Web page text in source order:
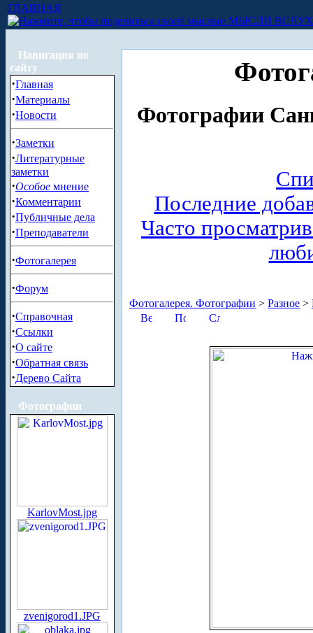
ГЛАВНАЯ
МЫСЛИ ВСЛУХ
Навигация по
сайту
·Главная
·Материалы
·Новости
·Заметки
·Литературные
заметки
·Особое мнение
·Комментарии
·Публичные дела
·Преподаватели
·Фотогалерея
·Форум
·Справочная
·Ссылки
·О сайте
·Обратная связь
·Дерево Сайта
Фотографии
KarlovMost.jpg
zvenigorod1.JPG
Фотографии
Последние
Часто
Фотогалерея. Фотографии > Разное >